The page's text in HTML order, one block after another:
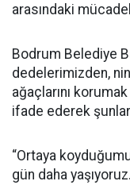
arasındaki
Bodrum Belediye
dedelerimizden,
ağaçlarını
ifade ederek
“Ortaya
gün daha